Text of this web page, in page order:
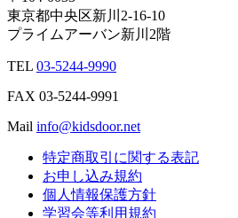
東京都中央区新川2-16-10
プライムアーバン新川2階
TEL 03-5244-9990
FAX 03-5244-9991
Mail info@kidsdoor.net
特定商取引に関する表記
お申し込み規約
個人情報保護方針
学習会等利用規約